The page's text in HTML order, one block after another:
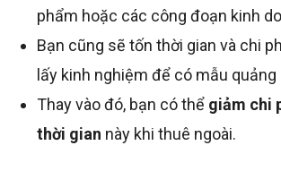
phẩm hoặc các công đoạn kinh
Bạn cũng sẽ tốn thời gian và chi
lấy kinh nghiệm để có mẫu quảng
Thay vào đó, bạn có thể giảm chi
thời gian này khi thuê ngoài.